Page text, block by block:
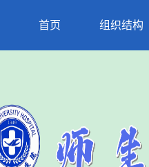
首页 组织结构